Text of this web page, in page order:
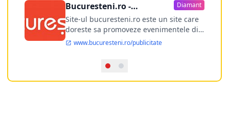
Bucuresteni.ro -
publicitate online
Diamant
Site-ul bucuresteni.ro este un site care
doreste sa promoveze evenimentele din
Bucuresti si nu numai, sa puna la
dispozitia utilizatorului cea mai
Bucuresti-ului, si in acelasi timp sa
ofere posibilitatea firmel...
www.bucuresteni.ro/publicitate